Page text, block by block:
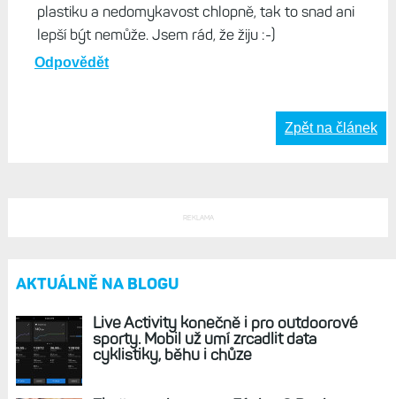
plastiku a nedomykavost chlopně, tak to snad ani
lepší být nemůže. Jsem rád, že žiju :-)
Odpovědět
Zpět na článek
REKLAMA
AKTUÁLNĚ NA BLOGU
Live Activity konečně i pro outdoorové
sporty. Mobil už umí zrcadlit data
cyklistiky, běhu i chůze